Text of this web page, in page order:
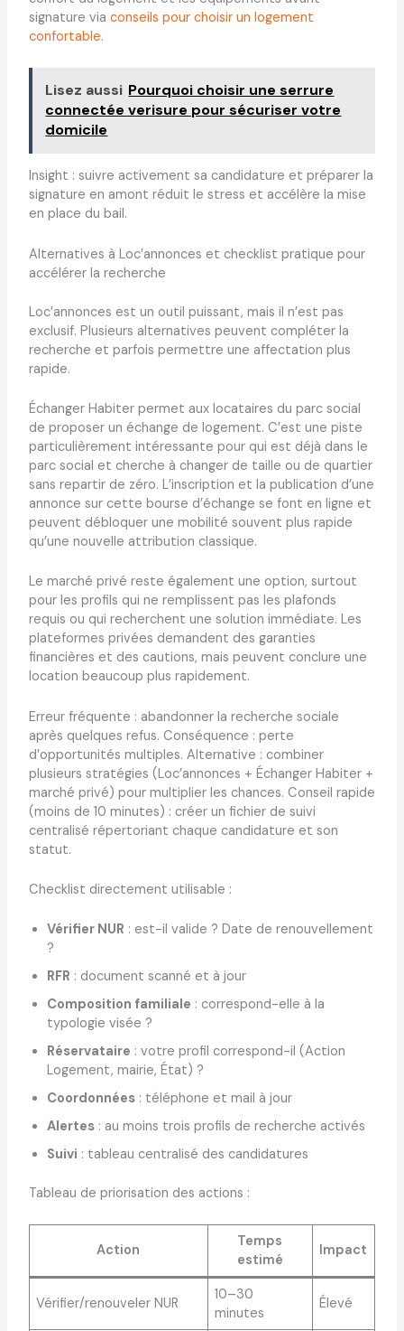
signature via conseils pour choisir un logement
confortable.
Lisez aussi Pourquoi choisir une serrure
connectée verisure pour sécuriser votre
domicile
Insight : suivre activement sa candidature et préparer la
signature en amont réduit le stress et accélère la mise
en place du bail.
Alternatives à Loc’annonces et checklist pratique pour
accélérer la recherche
Loc’annonces est un outil puissant, mais il n’est pas
exclusif. Plusieurs alternatives peuvent compléter la
recherche et parfois permettre une affectation plus
rapide.
Échanger Habiter permet aux locataires du parc social
de proposer un échange de logement. C’est une piste
particulièrement intéressante pour qui est déjà dans le
parc social et cherche à changer de taille ou de quartier
sans repartir de zéro. L’inscription et la publication d’une
annonce sur cette bourse d’échange se font en ligne et
peuvent débloquer une mobilité souvent plus rapide
qu’une nouvelle attribution classique.
Le marché privé reste également une option, surtout
pour les profils qui ne remplissent pas les plafonds
requis ou qui recherchent une solution immédiate. Les
plateformes privées demandent des garanties
financières et des cautions, mais peuvent conclure une
location beaucoup plus rapidement.
Erreur fréquente : abandonner la recherche sociale
après quelques refus. Conséquence : perte
d’opportunités multiples. Alternative : combiner
plusieurs stratégies (Loc’annonces + Échanger Habiter +
marché privé) pour multiplier les chances. Conseil rapide
(moins de 10 minutes) : créer un fichier de suivi
centralisé répertoriant chaque candidature et son
statut.
Checklist directement utilisable :
Vérifier NUR : est-il valide ? Date de renouvellement
?
RFR : document scanné et à jour
Composition familiale : correspond-elle à la
typologie visée ?
Réservataire : votre profil correspond-il (Action
Logement, mairie, État) ?
Coordonnées: téléphone et mail à jour
Alertes: au moins trois profils de recherche activés
Suivi : tableau centralisé des candidatures
Tableau de priorisation des actions :
Action
Temps
estimé
Impact
Vérifier/renouveler NUR
10–30
minutes
Élevé